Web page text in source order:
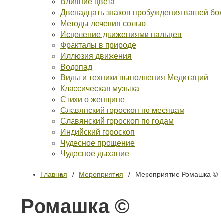
Влияние цвета
Двенадцать знаков пробуждения вашей
Методы лечения солью
Исцеление движениями пальцев
Фракталы в природе
Иллюзия движения
Водопад
Виды и техники выполнения Медитаций
Классическая музыка
Стихи о женщине
Славянский гороскоп по месяцам
Славянский гороскоп по годам
Индийский гороскоп
Чудесное прощение
Чудесное дыхание
Главная Мероприятия Мероприятие Ромашка ©
Ромашка ©